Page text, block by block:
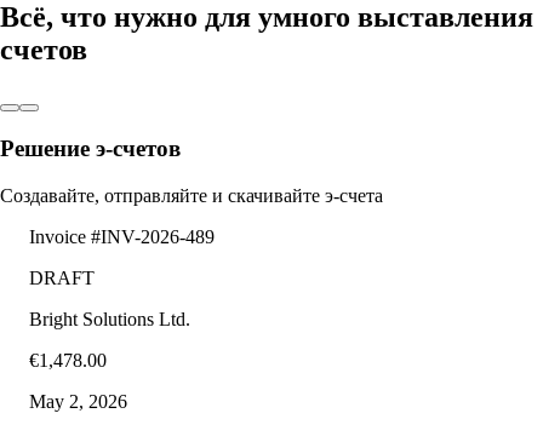
Всё, что нужно для умного выставления
счетов
Решение э-счетов
Создавайте, отправляйте и скачивайте э-счета
Invoice #INV-2026-489
DRAFT
Bright Solutions Ltd.
€1,478.00
May 2, 2026